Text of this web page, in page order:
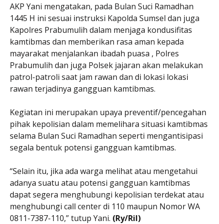
AKP Yani mengatakan, pada Bulan Suci Ramadhan
1445 H ini sesuai instruksi Kapolda Sumsel dan juga
Kapolres Prabumulih dalam menjaga kondusifitas
kamtibmas dan memberikan rasa aman kepada
mayarakat menjalankan ibadah puasa , Polres
Prabumulih dan juga Polsek jajaran akan melakukan
patrol-patroli saat jam rawan dan di lokasi lokasi
rawan terjadinya gangguan kamtibmas.
Kegiatan ini merupakan upaya preventif/pencegahan
pihak kepolisian dalam memelihara situasi kamtibmas
selama Bulan Suci Ramadhan seperti mengantisipasi
segala bentuk potensi gangguan kamtibmas.
“Selain itu, jika ada warga melihat atau mengetahui
adanya suatu atau potensi gangguan kamtibmas
dapat segera menghubungi kepolisian terdekat atau
menghubungi call center di 110 maupun Nomor WA
0811-7387-110,” tutup Yani. (Ry/Ril)